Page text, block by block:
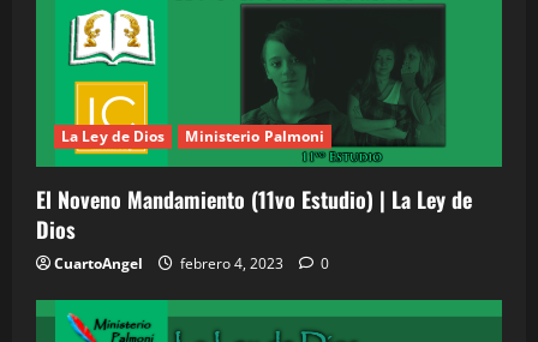
La Ley de Dios Ministerio Palmoni
El Noveno Mandamiento (11vo Estudio) | La Ley de
Dios
CuartoAngel febrero 4, 2023 0